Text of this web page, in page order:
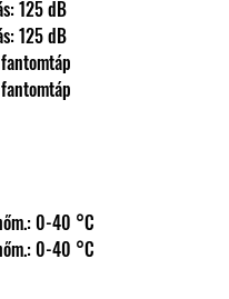
125 dB
125 dB
DC fantomtáp
DC fantomtáp
hőm.: 0-40 °C
hőm.: 0-40 °C